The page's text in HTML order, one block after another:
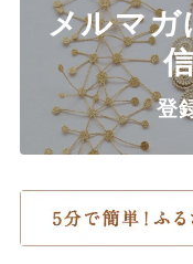
メルマガ
登